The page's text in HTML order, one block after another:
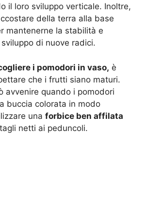
il loro sviluppo verticale. Inoltre,
della terra alla base
mantenerne la stabilità e
di nuove radici.
i pomodori in vaso, è
che i frutti siano maturi.
avvenire quando i pomodori
buccia colorata in modo
una forbice ben affilata
netti ai peduncoli.